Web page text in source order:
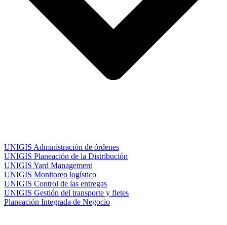
UNIGIS Administración de órdenes
UNIGIS Planeación de la Distribución
UNIGIS Yard Management
UNIGIS Monitoreo logístico
UNIGIS Control de las entregas
UNIGIS Gestión del transporte y fletes
Planeación Integrada de Negocio